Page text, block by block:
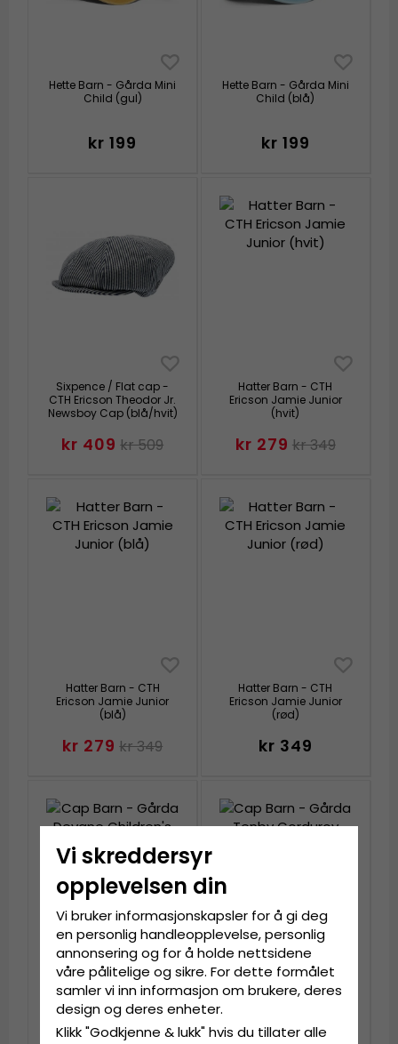
Hette Barn - Gårda Mini
Child (gul)
kr 199
Hette Barn - Gårda Mini
Child (blå)
kr 199
Sixpence / Flat cap -
CTH Ericson Theodor Jr.
Newsboy Cap (blå/hvit)
kr 409 kr 509
Hatter Barn - CTH
Ericson Jamie Junior
(hvit)
kr 279 kr 349
Hatter Barn - CTH
Ericson Jamie Junior
(blå)
kr 279 kr 349
Hatter Barn - CTH
Ericson Jamie Junior
(rød)
kr 349
Cap Barn - Gårda
Devane Children's
Baseball Cap (lys grå)
Cap Barn - Gårda
Vi skreddersyr
opplevelsen din
Vi bruker informasjonskapsler for å gi deg
en personlig handleopplevelse, personlig
annonsering og for å holde nettsidene
våre pålitelige og sikre. For dette formålet
samler vi inn informasjon om brukere, deres
design og deres enheter.
Klikk "Godkjenne & lukk" hvis du tillater alle